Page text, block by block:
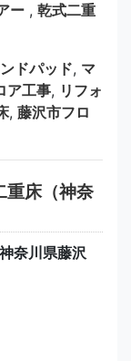
ー , 乾式二重
ドパッド, マ
ア工事, リフォ
, 藤沢市フロ
床（神奈
奈川県藤沢